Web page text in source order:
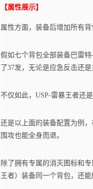
【属性展示】
属性方面，装备后增加所有
假如七个背包全部装备巴雷
了37发，无论是应急反击还
不仅如此，USP-雷暴王者还
还是以上面的装备配置为例
围攻也能全身而退。
除了拥有专属的消灭图标和
王者）装备同一个背包，还